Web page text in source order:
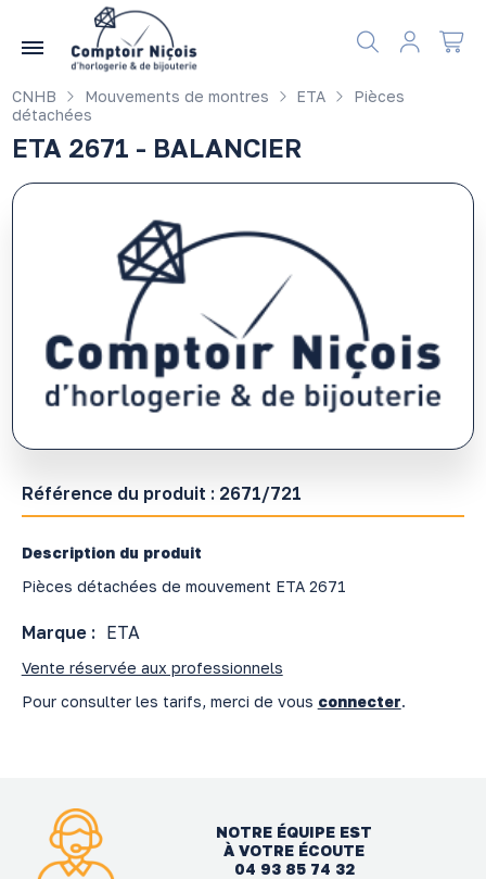
CNHB Mouvements de montres ETA
Pièces
détachées
ETA 2671 - BALANCIER
Référence du produit : 2671/721
Description du produit
Pièces détachées de mouvement ETA 2671
Marque : ETA
Vente réservée aux professionnels
Pour consulter les tarifs, merci de vous connecter.
NOTRE ÉQUIPE EST
À VOTRE ÉCOUTE
04 93 85 74 32
Gérer les préférences en matière de cookies